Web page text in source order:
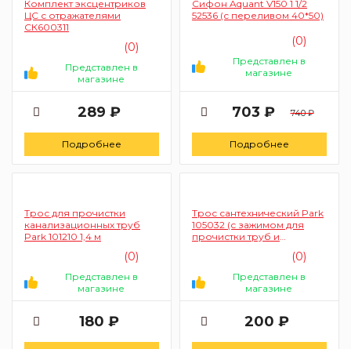
Комплект эксцентриков
ЦС с отражателями
СК600311
(0)
Представлен в
магазине
289 ₽
Подробнее
Сифон Aquant V150 1 1/2
52536 (с переливом 40*50)
(0)
Представлен в
магазине
703 ₽ 740 ₽
Подробнее
Трос для прочистки
канализационных труб
Park 101210 1,4 м
(0)
Представлен в
магазине
180 ₽
Трос сантехнический Park
105032 (с зажимом для
прочистки труб и
(0)
Представлен в
магазине
200 ₽